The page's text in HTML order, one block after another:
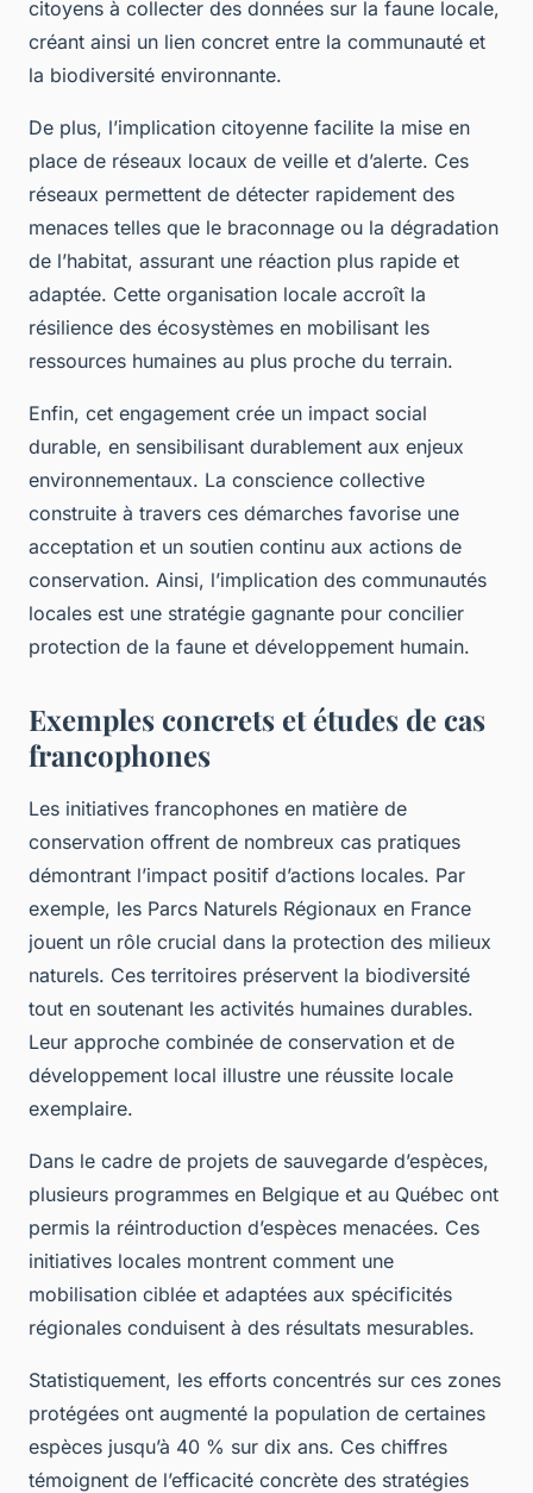
citoyens à collecter des données sur la faune locale,
créant ainsi un lien concret entre la communauté et
la biodiversité environnante.
De plus, l’implication citoyenne facilite la mise en
place de réseaux locaux de veille et d’alerte. Ces
réseaux permettent de détecter rapidement des
menaces telles que le braconnage ou la dégradation
de l’habitat, assurant une réaction plus rapide et
adaptée. Cette organisation locale accroît la
résilience des écosystèmes en mobilisant les
ressources humaines au plus proche du terrain.
Enfin, cet engagement crée un impact social
durable, en sensibilisant durablement aux enjeux
environnementaux. La conscience collective
construite à travers ces démarches favorise une
acceptation et un soutien continu aux actions de
conservation. Ainsi, l’implication des communautés
locales est une stratégie gagnante pour concilier
protection de la faune et développement humain.
Exemples concrets et études de cas
francophones
Les initiatives francophones en matière de
conservation offrent de nombreux cas pratiques
démontrant l’impact positif d’actions locales. Par
exemple, les Parcs Naturels Régionaux en France
jouent un rôle crucial dans la protection des milieux
naturels. Ces territoires préservent la biodiversité
tout en soutenant les activités humaines durables.
Leur approche combinée de conservation et de
développement local illustre une réussite locale
exemplaire.
Dans le cadre de projets de sauvegarde d’espèces,
plusieurs programmes en Belgique et au Québec ont
permis la réintroduction d’espèces menacées. Ces
initiatives locales montrent comment une
mobilisation ciblée et adaptées aux spécificités
régionales conduisent à des résultats mesurables.
Statistiquement, les efforts concentrés sur ces zones
protégées ont augmenté la population de certaines
espèces jusqu’à 40 % sur dix ans. Ces chiffres
témoignent de l’efficacité concrète des stratégies